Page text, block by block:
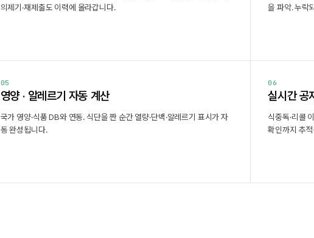
의제기·재제출도 이력에 올라갑니다.
을 파악. 누락
05
영양 · 알레르기 자동 계산
국가 영양·식품 DB와 연동. 식단을 짠 순간 열량·단백·알레르기 표시가 자
동 완성됩니다.
06
실시간 공
식중독·리콜
확인까지 추